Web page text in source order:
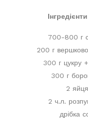
Інгредієнти
700-800 г
200 г
300 г цукру
300 г
2 яйця
2 ч.л.
дрібка